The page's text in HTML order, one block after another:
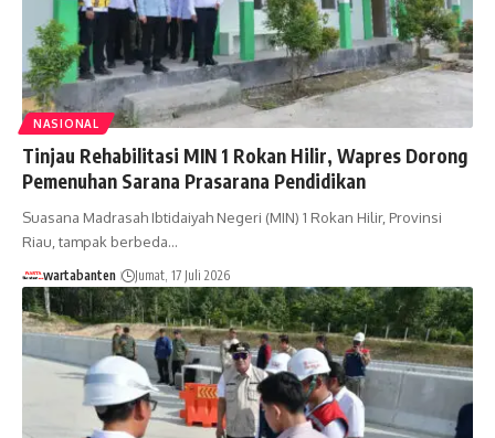
NASIONAL
Tinjau Rehabilitasi MIN 1 Rokan Hilir, Wapres Dorong
Pemenuhan Sarana Prasarana Pendidikan
Suasana Madrasah Ibtidaiyah Negeri (MIN) 1 Rokan Hilir, Provinsi
Riau, tampak berbeda…
wartabanten Jumat, 17 Juli 2026